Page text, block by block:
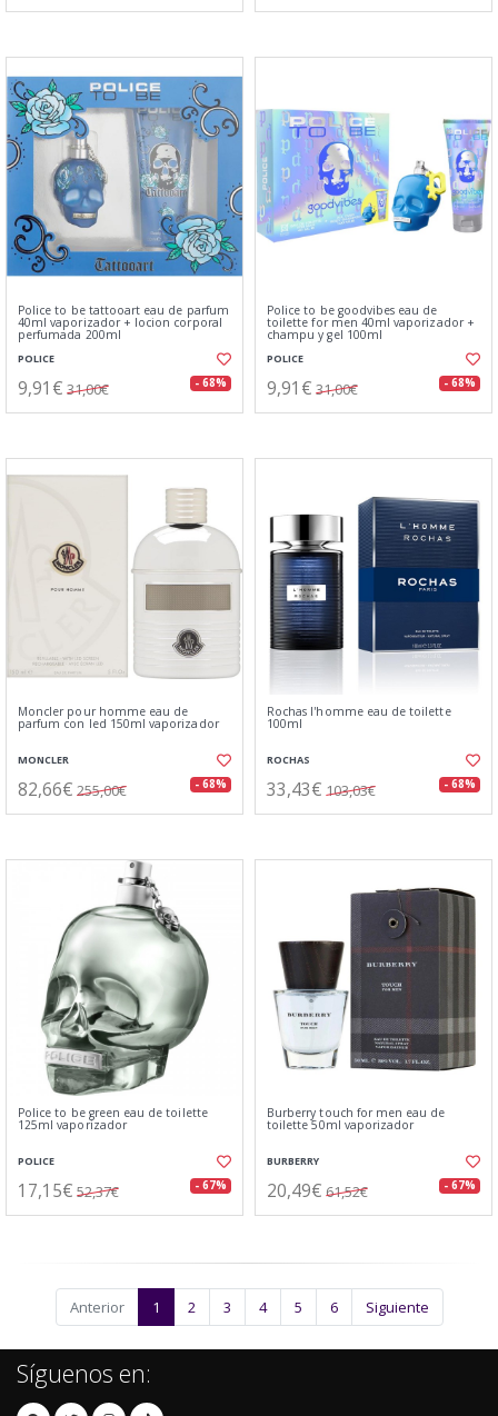
Police to be tattooart eau de parfum
40ml vaporizador + locion corporal
perfumada 200ml
POLICE
9,91€ 31,00€ - 68%
Police to be goodvibes eau de
toilette for men 40ml vaporizador +
champu y gel 100ml
POLICE
9,91€ 31,00€ - 68%
Moncler pour homme eau de
parfum con led 150ml vaporizador
MONCLER
82,66€ 255,00€ - 68%
Rochas l'homme eau de toilette
100ml
ROCHAS
33,43€ 103,03€ - 68%
Police to be green eau de toilette
125ml vaporizador
POLICE
17,15€ 52,37€ - 67%
Burberry touch for men eau de
toilette 50ml vaporizador
BURBERRY
20,49€ 61,52€ - 67%
Anterior 1 2 3 4 5 6 Siguiente
Síguenos en: